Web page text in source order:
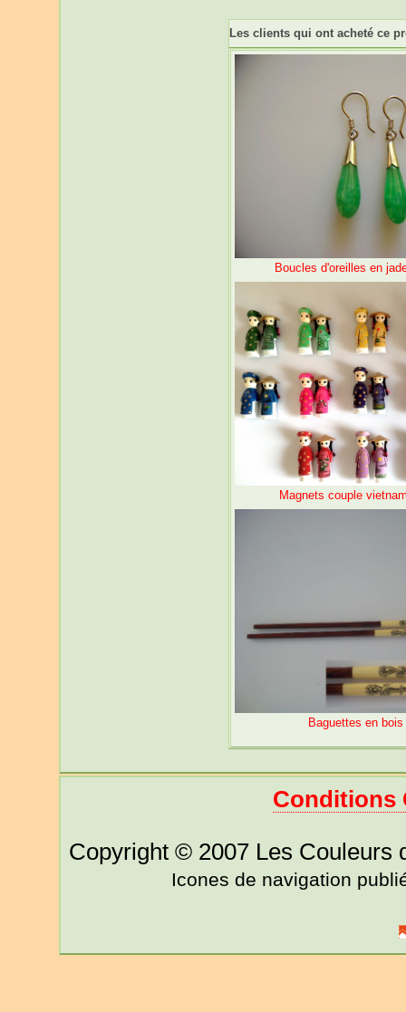
Les clients qui ont acheté ce
Boucles d'oreilles en
Magnets couple
Baguettes en
Conditions
Copyright © 2007 Les Couleurs
Icones de navigation